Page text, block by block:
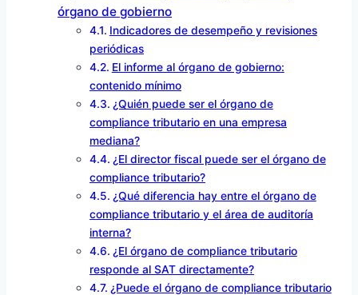
órgano de gobierno
Indicadores de desempeño y revisiones
periódicas
El informe al órgano de gobierno:
contenido mínimo
¿Quién puede ser el órgano de
compliance tributario en una empresa
mediana?
¿El director fiscal puede ser el órgano de
compliance tributario?
¿Qué diferencia hay entre el órgano de
compliance tributario y el área de auditoría
interna?
¿El órgano de compliance tributario
responde al SAT directamente?
¿Puede el órgano de compliance tributario